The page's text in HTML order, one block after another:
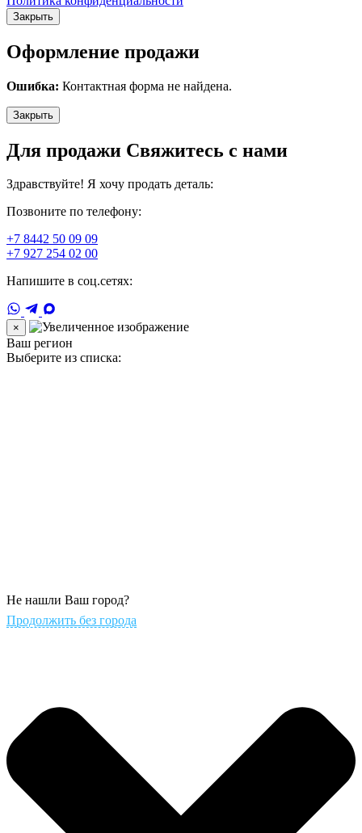
Закрыть
Оформление продажи
Ошибка: Контактная форма не найдена.
Закрыть
Для продажи Свяжитесь с нами
Здравствуйте! Я хочу продать деталь:
Позвоните по телефону:
+7 8442 50 09 09
+7 927 254 02 00
Напишите в соц.сетях:
×
Ваш регион
Выберите из списка:
Не нашли Ваш город?
Продолжить без города